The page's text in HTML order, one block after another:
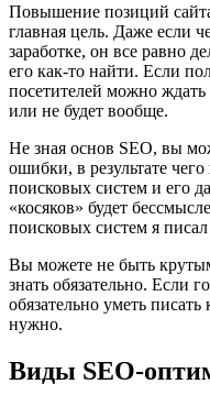
Повышение позиций
главная цель. Даже если
заработке, он все равно
его как-то найти. Если
посетителей можно ждать
или не будет вообще.
Не зная основ SEO, вы
ошибки, в результате
поисковых систем и его
«косяков» будет
поисковых систем я писал
Вы можете не быть
знать обязательно. Если
обязательно уметь
нужно.
Виды SEO-